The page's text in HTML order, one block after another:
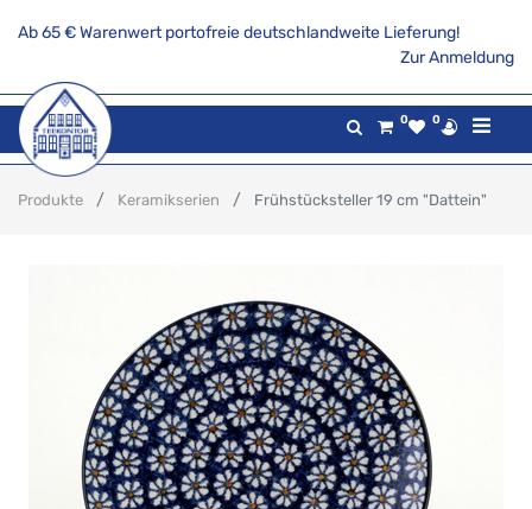
Ab 65 € Warenwert portofreie deutschlandweite Lieferung!
Zur Anmeldung
0 0
Produkte Keramikserien Frühstücksteller 19 cm "Dattein"